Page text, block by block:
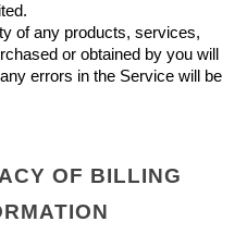
of any products, services,
or obtained by you will
errors in the Service will be
OF BILLING